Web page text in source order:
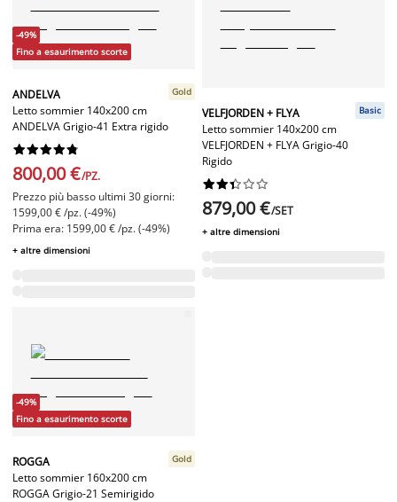
-49%
Fino a esaurimento scorte
ANDELVA
Letto sommier 140x200 cm
ANDELVA Grigio-41 Extra rigido
Gold






800,00 €/PZ.
Prezzo più basso ultimi 30 giorni:
1599,00 € /pz. (-49%)
Prima era: 1599,00 € /pz. (-49%)
+ altre dimensioni
VELFJORDEN + FLYA
Letto sommier 140x200 cm
VELFJORDEN + FLYA Grigio-40
Rigido
Basic






879,00 €/SET
+ altre dimensioni
-49%
Fino a esaurimento scorte
ROGGA
Letto sommier 160x200 cm
ROGGA Grigio-21 Semirigido
Gold